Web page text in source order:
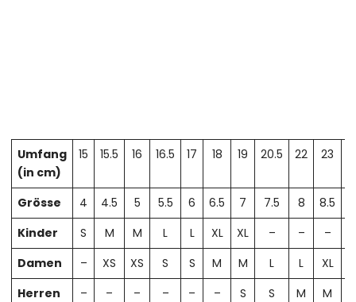
Umfang
(in cm)
15 15.5 16 16.5 17 18 19 20.5 22 23
Grösse 4 4.5 5 5.5 6 6.5 7 7.5 8 8.5
Kinder
S M M L L XL XL – – –
Damen
– XS XS S S M M L L XL
Herren
– – – – – – S S M M